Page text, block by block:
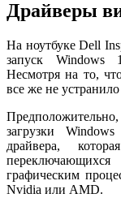
Драйверы
На ноутбуке Dell
запуск Windows
Несмотря на то,
все же не
загрузки
драйвера,
графическим
Nvidia или AMD.